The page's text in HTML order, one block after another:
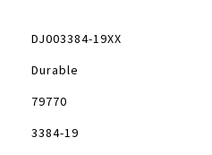
DJ003384-19XX
Durable
79770
3384-19